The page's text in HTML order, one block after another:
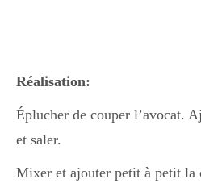
Recettes
Tuto
Réalisation:
Éplucher de couper l’avocat.
et saler.
Mixer et ajouter petit à petit la